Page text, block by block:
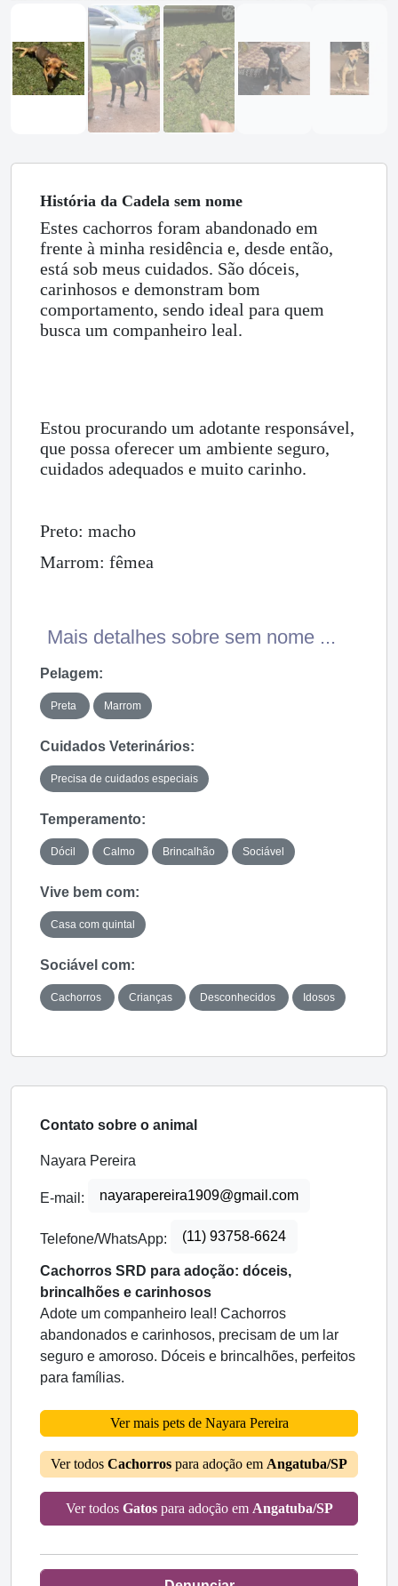
História da Cadela sem nome
Estes cachorros foram abandonado em
frente à minha residência e, desde então,
está sob meus cuidados. São dóceis,
carinhosos e demonstram bom
comportamento, sendo ideal para quem
busca um companheiro leal.
Estou procurando um adotante responsável,
que possa oferecer um ambiente seguro,
cuidados adequados e muito carinho.
Preto: macho
Marrom: fêmea
Mais detalhes sobre sem nome ...
Pelagem:
Preta Marrom
Cuidados Veterinários:
Precisa de cuidados especiais
Temperamento:
Dócil Calmo Brincalhão Sociável
Vive bem com:
Casa com quintal
Sociável com:
Cachorros Crianças Desconhecidos Idosos
Contato sobre o animal
Nayara Pereira
E-mail: nayarapereira1909@gmail.com
Telefone/WhatsApp: (11) 93758-6624
Cachorros SRD para adoção: dóceis,
brincalhões e carinhosos
Adote um companheiro leal! Cachorros
abandonados e carinhosos, precisam de um lar
seguro e amoroso. Dóceis e brincalhões, perfeitos
para famílias.
Ver mais pets de Nayara Pereira
Ver todos Cachorros para adoção em Angatuba/SP
Ver todos Gatospara adoção em Angatuba/SP